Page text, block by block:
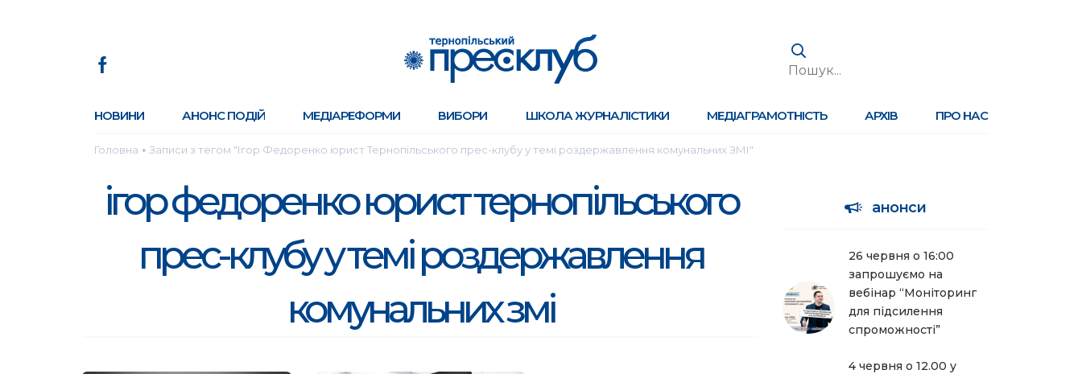
НОВИНИ АНОНС ПОДІЙ МЕДІАРЕФОРМИ ВИБОРИ ШКОЛА ЖУРНАЛІСТИКИ МЕДІАГРАМОТНІСТЬ АРХІВ ПРО НАС
Головна ● Записи з тегом "Ігор Федоренко юрист Тернопільського прес-клубу у темі роздержавлення комунальних ЗМІ"
ігор федоренко юрист тернопільського
прес-клубу у темі роздержавлення
комунальних змі
анонси
26 червня о 16:00
запрошуємо на
вебінар “Моніторинг
для підсилення
спроможності”
4 червня о 12.00 у